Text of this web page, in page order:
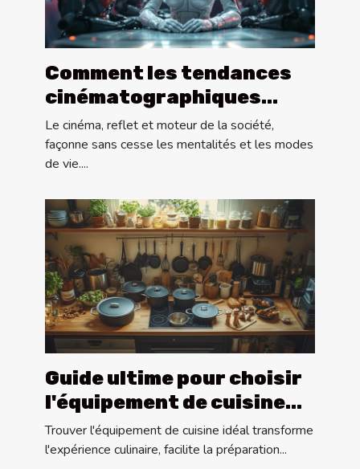
Comment les tendances
cinématographiques
influencent-elles la
société moderne ?
Le cinéma, reflet et moteur de la société,
façonne sans cesse les mentalités et les modes
de vie....
Guide ultime pour choisir
l'équipement de cuisine
idéal
Trouver l'équipement de cuisine idéal transforme
l'expérience culinaire, facilite la préparation...